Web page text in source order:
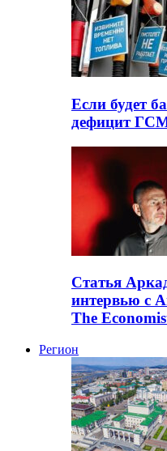
Если будет
дефицит
Статья
интервью с
The
Регион